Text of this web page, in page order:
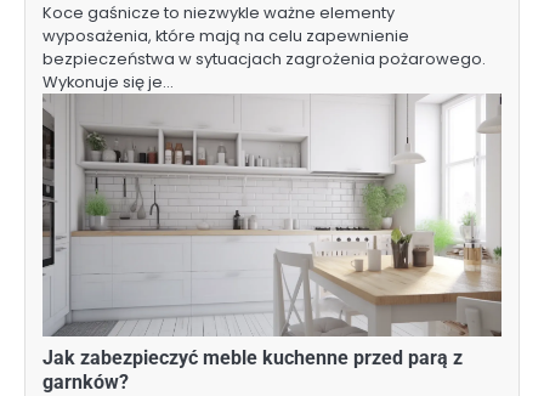
Koce gaśnicze to niezwykle ważne elementy
wyposażenia, które mają na celu zapewnienie
bezpieczeństwa w sytuacjach zagrożenia pożarowego.
Wykonuje się je…
Jak zabezpieczyć meble kuchenne przed parą z
garnków?